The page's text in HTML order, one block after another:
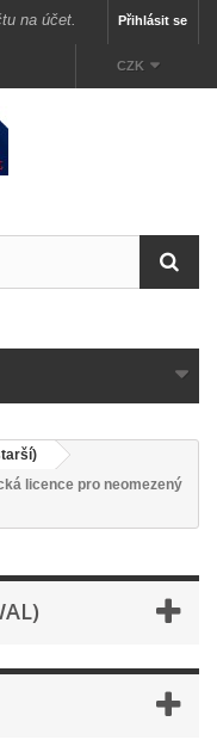
na účet. Přihlásit se
CZK
licence pro neomezený